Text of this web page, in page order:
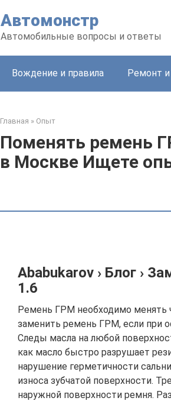
Автомонстр
Автомобильные вопросы и ответы
Вождение и правила Ремонт
Главная » Опыт
Поменять ремень
в Москве Ищете
Ababukarov › Блог ›
1.6
Ремень ГРМ необходимо менять
заменить ремень ГРМ, если при
Следы масла на любой
как масло быстро разрушает
нарушение герметичности
износа зубчатой поверхности.
наружной поверхности ремня.